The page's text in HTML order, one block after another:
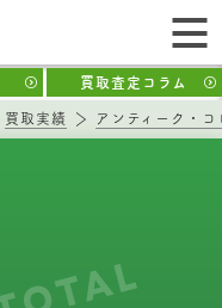
買取査定コラム
買取実績 アンティーク・